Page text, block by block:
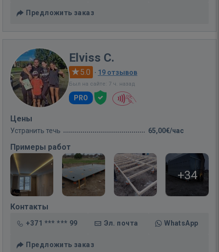
Предложить заказ
Elviss C.
5.0 · 19 отзывов
Был на сайте: 7 ч. назад
PRO
Цены
Устранить течь 65,00€/час
Примеры работ
+34
Контакты
+371 *** *** 99 Эл. почта WhatsApp
Предложить заказ